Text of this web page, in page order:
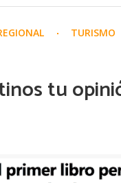
TURISMO
tu